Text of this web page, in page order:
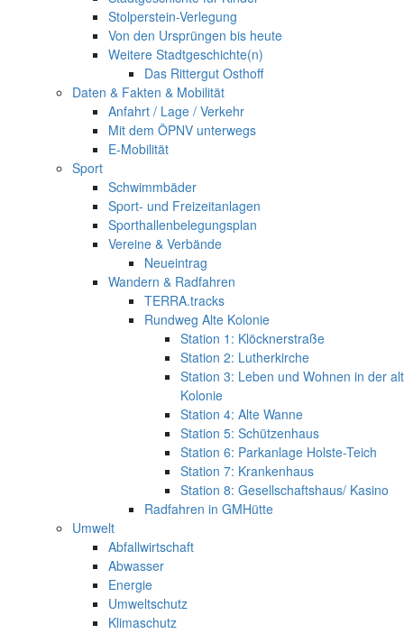
Stolperstein-Verlegung
Von den Ursprüngen bis heute
Weitere Stadtgeschichte(n)
Das Rittergut Osthoff
Daten & Fakten & Mobilität
Anfahrt / Lage / Verkehr
Mit dem ÖPNV unterwegs
E-Mobilität
Sport
Schwimmbäder
Sport- und Freizeitanlagen
Sporthallenbelegungsplan
Vereine & Verbände
Neueintrag
Wandern & Radfahren
TERRA.tracks
Rundweg Alte Kolonie
Station 1: Klöcknerstraße
Station 2: Lutherkirche
Station 3: Leben und Wohnen in der
Kolonie
Station 4: Alte Wanne
Station 5: Schützenhaus
Station 6: Parkanlage Holste-Teich
Station 7: Krankenhaus
Station 8: Gesellschaftshaus/ Kasino
Radfahren in GMHütte
Umwelt
Abfallwirtschaft
Abwasser
Energie
Umweltschutz
Klimaschutz